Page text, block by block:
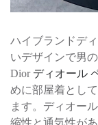
ハイブランドデ
いデザインで男
Diorディオール
めに部屋着とし
ます。ディオー
縮性と通気性が